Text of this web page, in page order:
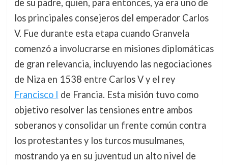
de su padre, quien, para entonces, ya era uno de
los principales consejeros del emperador Carlos
V. Fue durante esta etapa cuando Granvela
comenzó a involucrarse en misiones diplomáticas
de gran relevancia, incluyendo las negociaciones
de Niza en 1538 entre Carlos V y el rey
Francisco I de Francia. Esta misión tuvo como
objetivo resolver las tensiones entre ambos
soberanos y consolidar un frente común contra
los protestantes y los turcos musulmanes,
mostrando ya en su juventud un alto nivel de